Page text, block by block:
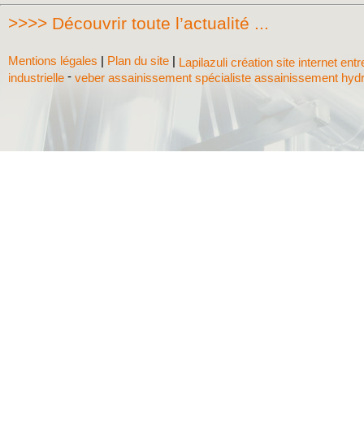
>>>> Découvrir toute l’actualité ...
Mentions légales | Plan du site | Lapilazuli création site internet
industrielle - veber assainissement spécialiste assainissement